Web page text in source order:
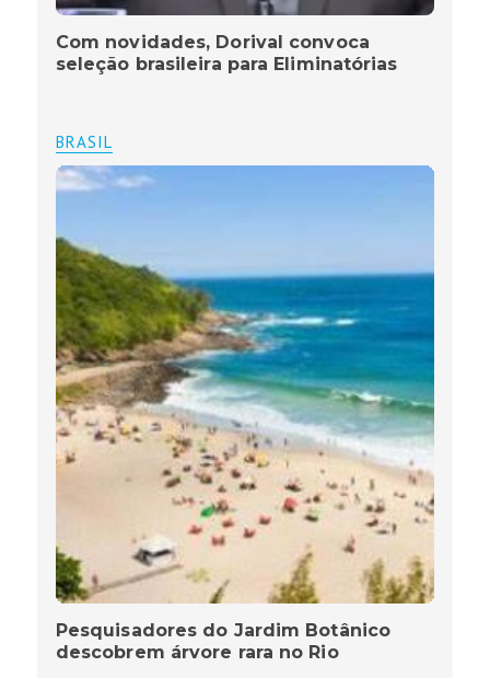
Com novidades, Dorival convoca
seleção brasileira para Eliminatórias
BRASIL
Pesquisadores do Jardim Botânico
descobrem árvore rara no Rio